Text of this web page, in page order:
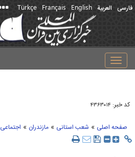
فارسی العربیة English
Français
Türkçe
Toggle
navigation
کد خبر: ۴۳۶۳۰۱۴
صفحه اصلی » شعب استانی » مازندران » اجتماعی